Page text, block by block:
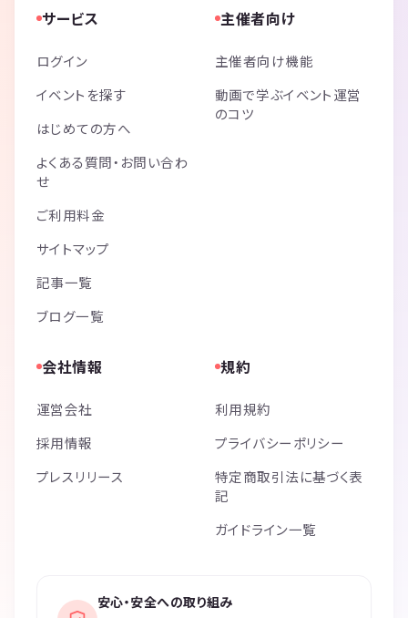
サービス
ログイン
イベントを探す
はじめての方へ
よくある質問・お問い合わ
せ
ご利用料金
サイトマップ
記事一覧
ブログ一覧
主催者向け
主催者向け機能
動画で学ぶイベント運営
のコツ
会社情報
運営会社
採用情報
プレスリリース
規約
利用規約
プライバシーポリシー
特定商取引法に基づく表
記
ガイドライン一覧
安心・安全への取り組み